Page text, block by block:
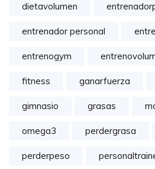
dietavolumen
entrenador personal
entrenogym
fitness ganarfuerza
gimnasio grasas
omega3 perdergrasa
perderpeso